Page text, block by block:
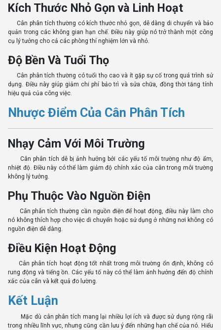
Kích Thước Nhỏ Gọn và Linh Hoạt
Cân phân tích thường có kích thước nhỏ gọn, dễ dàng di chuyển và bảo
quản trong các không gian hạn chế. Điều này giúp nó trở thành một công
cụ lý tưởng cho cả các phòng thí nghiệm lớn và nhỏ.
Độ Bền Và Tuổi Thọ
Cân phân tích thường có tuổi thọ cao và ít gặp sự cố trong quá trình sử
dụng. Điều này giúp giảm chi phí bảo trì và sửa chữa, đồng thời tăng tính
hiệu quả của công việc.
Nhược Điểm Của Cân Phân Tích
Nhạy Cảm Với Môi Trường
Cân phân tích dễ bị ảnh hưởng bởi các yếu tố môi trường như độ ẩm,
nhiệt độ. Điều này có thể làm giảm độ chính xác của cân trong môi trường
không lý tưởng.
Phụ Thuộc Vào Nguồn Điện
Cân phân tích thường cần nguồn điện để hoạt động, điều này làm cho
nó không thích hợp cho việc di chuyển hoặc sử dụng ở những nơi không có
nguồn điện dễ dàng.
Điều Kiện Hoạt Động
Cân phân tích hoạt động tốt nhất trong môi trường ổn định, không có
rung động và tiếng ồn. Các yếu tố này có thể làm ảnh hưởng đến độ chính
xác của cân và kết quả đo lường.
Kết Luận
Mặc dù cân phân tích mang lại nhiều lợi ích và được sử dụng rộng rãi
trong nhiều lĩnh vực, nhưng cũng cần lưu ý đến những hạn chế của nó. Hiểu